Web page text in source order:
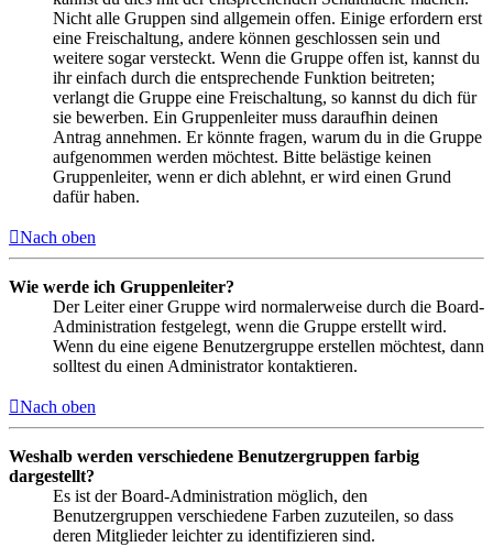
Nicht alle Gruppen sind allgemein offen. Einige erfordern erst
eine Freischaltung, andere können geschlossen sein und
weitere sogar versteckt. Wenn die Gruppe offen ist, kannst du
ihr einfach durch die entsprechende Funktion beitreten;
verlangt die Gruppe eine Freischaltung, so kannst du dich für
sie bewerben. Ein Gruppenleiter muss daraufhin deinen
Antrag annehmen. Er könnte fragen, warum du in die Gruppe
aufgenommen werden möchtest. Bitte belästige keinen
Gruppenleiter, wenn er dich ablehnt, er wird einen Grund
dafür haben.
Nach oben
Wie werde ich Gruppenleiter?
Der Leiter einer Gruppe wird normalerweise durch die Board-
Administration festgelegt, wenn die Gruppe erstellt wird.
Wenn du eine eigene Benutzergruppe erstellen möchtest, dann
solltest du einen Administrator kontaktieren.
Nach oben
Weshalb werden verschiedene Benutzergruppen farbig
dargestellt?
Es ist der Board-Administration möglich, den
Benutzergruppen verschiedene Farben zuzuteilen, so dass
deren Mitglieder leichter zu identifizieren sind.